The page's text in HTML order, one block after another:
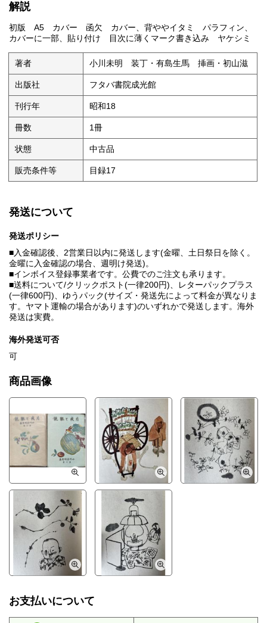
解説
初版 A5 カバー 函欠 カバー、背ややイタミ パラフィン、
カバーに一部、貼り付け 目次に薄くマーク書き込み ヤケシミ
著者 小川未明 装丁・有島生馬 挿画・初山滋
出版社 フタバ書院成光館
刊行年 昭和18
冊数 1冊
状態 中古品
販売条件等 目録17
発送について
発送ポリシー
■入金確認後、2営業日以内に発送します(金曜、土日祭日を除く。
金曜に入金確認の場合、週明け発送)。
■インボイス登録事業者です。公費でのご注文も承ります。
■送料について/クリックポスト(一律200円)、レターパックプラス
(一律600円)、ゆうパック(サイズ・発送先によって料金が異なりま
す。ヤマト運輸の場合があります)のいずれかで発送します。海外
発送は実費。
海外発送可否
可
商品画像
お支払いについて